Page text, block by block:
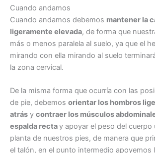
Cuando andamos
Cuando andamos debemos mantener la
ligeramente elevada, de forma que
más o menos paralela al suelo, ya que el
mirando con ella mirando al suelo
la zona cervical.
De la misma forma que ocurría con las
de pie, debemos orientar los hombros
atrás y contraer los músculos
espalda rectay apoyar el peso del cuerpo
planta de nuestros pies, de manera que
el talón, en el punto intermedio apoyemos